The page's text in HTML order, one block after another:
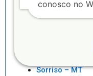
Serrinha – BA
Sete Lagoas –
Sorriso – MT
conosco no